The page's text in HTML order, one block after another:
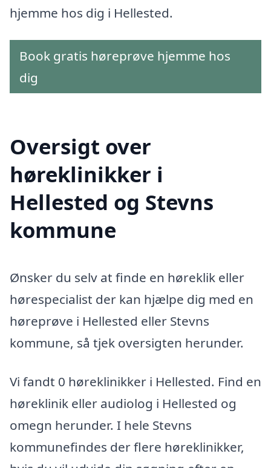
hjemme hos dig i Hellested.
Book gratis høreprøve hjemme hos
dig
Oversigt over
høreklinikker i
Hellested og Stevns
kommune
Ønsker du selv at finde en høreklik eller
hørespecialist der kan hjælpe dig med en
høreprøve i Hellested eller Stevns
kommune, så tjek oversigten herunder.
Vi fandt 0 høreklinikker i Hellested. Find en
høreklinik eller audiolog i Hellested og
omegn herunder. I hele Stevns
kommunefindes der flere høreklinikker,